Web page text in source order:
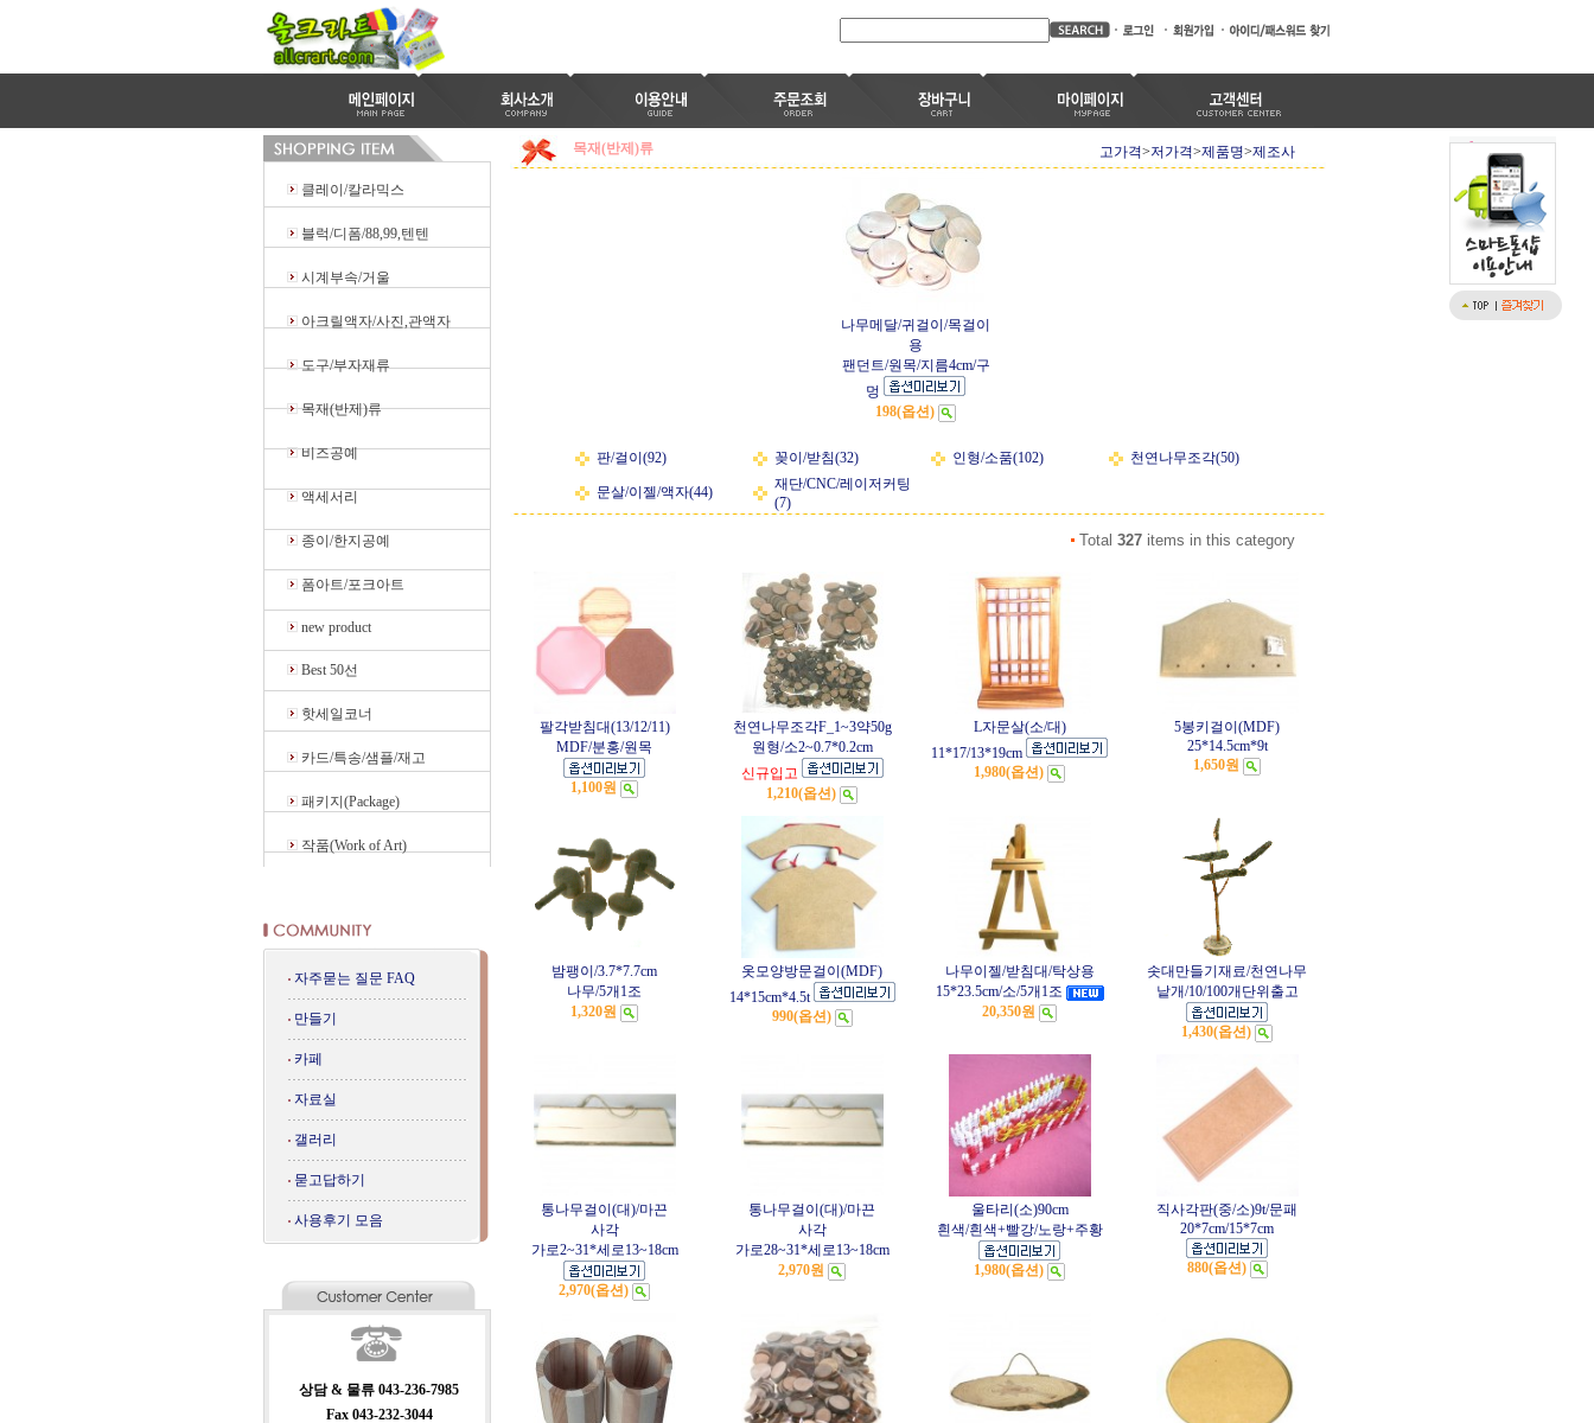
클레이/칼라믹스
블럭/디폼/88,99,텐텐
시계부속/거울
아크릴액자/사진,관액자
도구/부자재류
목재(반제)류
비즈공예
액세서리
종이/한지공예
폼아트/포크아트
new product
Best 50선
핫세일코너
카드/특송/샘플/재고
패키지(Package)
작품(Work of Art)
자주묻는 질문 FAQ
만들기
카페
자료실
갤러리
묻고답하기
사용후기 모음
상담 & 물류 043-236-7985
Fax 043-232-3044
목재(반제)류 고가격>저가격>제품명>제조사
나무메달/귀걸이/목걸이
용
팬던트/원목/지름4cm/구
멍
198(옵션)
판/걸이(92) 꽂이/받침(32) 인형/소품(102) 천연나무조각(50)
문살/이젤/액자(44)
재단/CNC/레이저커팅
(7)
Total 327 items in this category
팔각받침대(13/12/11)
MDF/분홍/원목
1,100원
천연나무조각F_1~3약50g
원형/소2~0.7*0.2cm
신규입고
1,210(옵션)
L자문살(소/대)
11*17/13*19cm
1,980(옵션)
5봉키걸이(MDF)
25*14.5cm*9t
1,650원
밤팽이/3.7*7.7cm
나무/5개1조
1,320원
옷모양방문걸이(MDF)
14*15cm*4.5t
990(옵션)
나무이젤/받침대/탁상용
15*23.5cm/소/5개1조
20,350원
솟대만들기재료/천연나무
낱개/10/100개단위출고
1,430(옵션)
통나무걸이(대)/마끈
사각
가로2~31*세로13~18cm
2,970(옵션)
통나무걸이(대)/마끈
사각
가로28~31*세로13~18cm
2,970원
울타리(소)90cm
흰색/흰색+빨강/노랑+주황
1,980(옵션)
직사각판(중/소)9t/문패
20*7cm/15*7cm
880(옵션)